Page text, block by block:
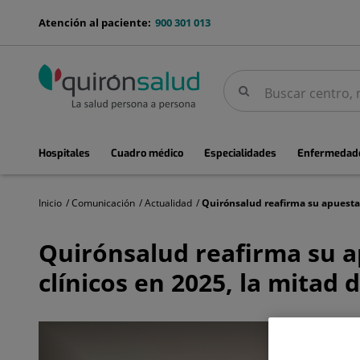
menu-
900 301 013
Atención al paciente:
BuscarBuscar
menuPrincipal
Hospitales Cuadro médico Especialidades
Inicio Comunicación Actualidad
su
apuesta
por
Quirónsalud reafirma su
clínicos en 2025, la mitad